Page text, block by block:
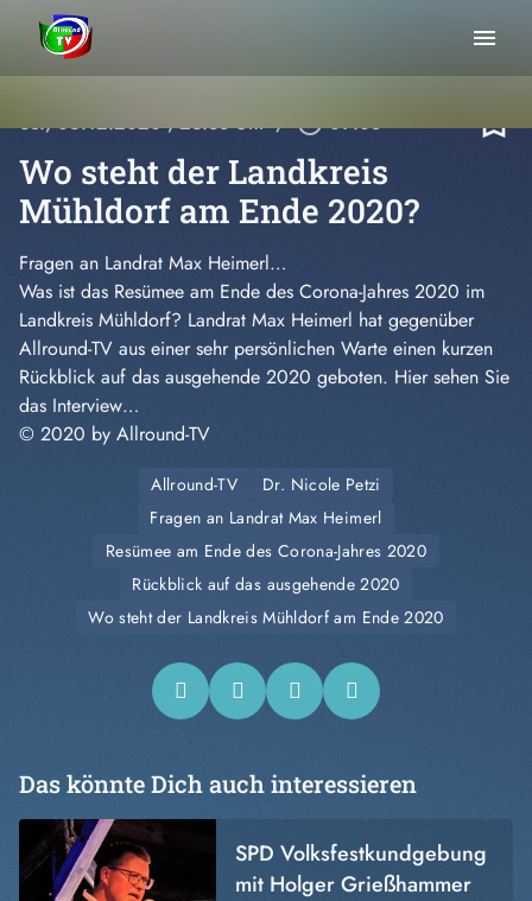
menu
So., 06.12.2020, 23:38 Uhr / play_circle_outline09:08 bookmark_border
Wo steht der Landkreis
Mühldorf am Ende 2020?
Fragen an Landrat Max Heimerl…
Was ist das Resümee am Ende des Corona-Jahres 2020 im
Landkreis Mühldorf? Landrat Max Heimerl hat gegenüber
Allround-TV aus einer sehr persönlichen Warte einen kurzen
Rückblick auf das ausgehende 2020 geboten. Hier sehen Sie
das Interview…
© 2020 by Allround-TV
Allround-TV
Dr. Nicole Petzi
Fragen an Landrat Max Heimerl
Resümee am Ende des Corona-Jahres 2020
Rückblick auf das ausgehende 2020
Wo steht der Landkreis Mühldorf am Ende 2020
Das könnte Dich auch interessieren
SPD Volksfestkundgebung
mit Holger Grießhammer